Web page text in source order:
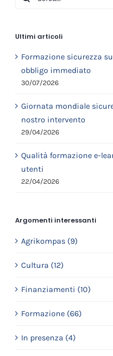
Ultimi articoli
Formazione sicurezza
obbligo immediato
30/07/2026
Giornata mondiale
nostro intervento
29/04/2026
Qualità formazione e-
utenti
22/04/2026
Argomenti interessanti
Agrikompas (9)
Cultura (12)
Finanziamenti (10)
Formazione (66)
In presenza (4)